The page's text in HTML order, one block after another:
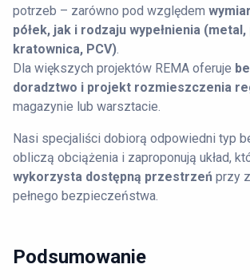
potrzeb – zarówno pod względem
półek, jak i rodzaju wypełnienia (metal,
kratownica, PCV).
Dla większych projektów REMA oferuje
doradztwo i projekt rozmieszczenia
magazynie lub warsztacie.
Nasi specjaliści dobiorą odpowiedni typ
obliczą obciążenia i zaproponują układ,
wykorzysta dostępną przestrzeń przy
pełnego bezpieczeństwa.
Podsumowanie